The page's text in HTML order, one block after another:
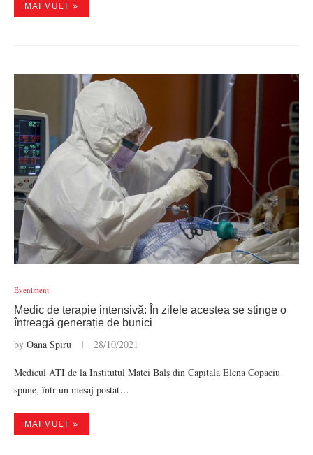
MAI MULT
Eveniment
Medic de terapie intensivă: În zilele acestea se stinge o
întreagă generație de bunici
by Oana Spiru 28/10/2021
Medicul ATI de la Institutul Matei Balș din Capitală Elena Copaciu
spune, într-un mesaj postat…
MAI MULT